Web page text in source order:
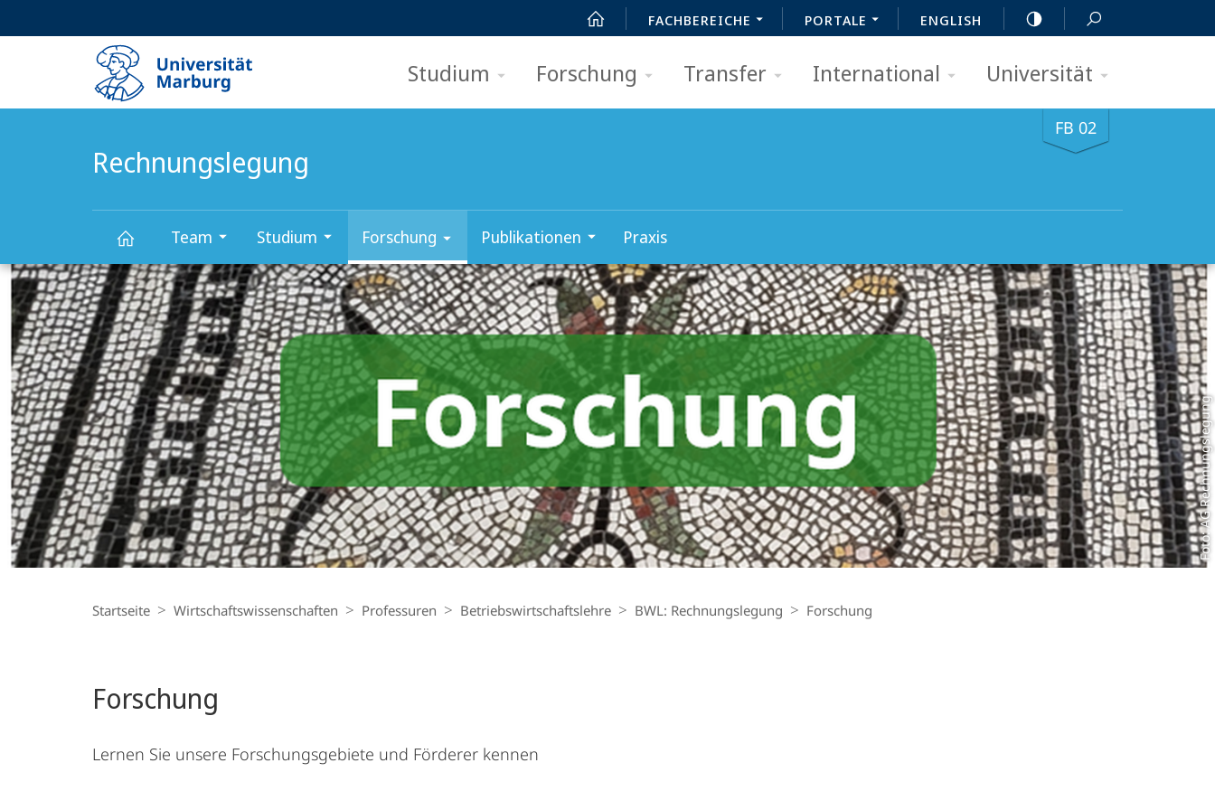
FACHBEREICHE PORTALE ENGLISH
Studium Forschung Transfer International Universität
FB 02
Rechnungslegung
Rechnungslegung
Team Studium Forschung Publikationen Praxis
Hauptinhalt
Foto: AG Rechnungslegung
Navigation
Startseite Wirtschaftswissenschaften Professuren Betriebs­wirt­schaftslehre BWL: Rechnungslegung Forschung
Forschung
Lernen Sie unsere Forschungsgebiete und Förderer kennen